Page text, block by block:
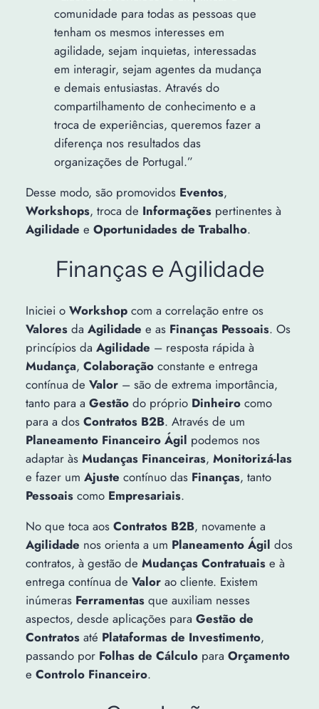
comunidade para todas as pessoas que
tenham os mesmos interesses em
agilidade, sejam inquietas, interessadas
em interagir, sejam agentes da mudança
e demais entusiastas. Através do
compartilhamento de conhecimento e a
troca de experiências, queremos fazer a
diferença nos resultados das
organizações de Portugal.”
Desse modo, são promovidos Eventos,
Workshops, troca de Informaçõespertinentes à
Agilidade e Oportunidades de Trabalho.
Finanças e Agilidade
Iniciei o Workshopcom a correlação entre os
Valoresda Agilidade e as Finanças Pessoais. Os
princípios da Agilidade – resposta rápida à
Mudança, Colaboraçãoconstante e entrega
contínua de Valor– são de extrema importância,
tanto para a Gestãodo próprio Dinheirocomo
para a dos Contratos B2B. Através de um
Planeamento Financeiro Ágil podemos nos
adaptar às Mudanças Financeiras, Monitorizá-las
e fazer um Ajuste contínuo das Finanças, tanto
Pessoaiscomo Empresariais.
No que toca aos Contratos B2B, novamente a
Agilidade nos orienta a um Planeamento Ágil dos
contratos, à gestão de Mudanças Contratuaise à
entrega contínua de Valorao cliente. Existem
inúmeras Ferramentasque auxiliam nesses
aspectos, desde aplicações para Gestão de
Contratosaté Plataformas de Investimento,
passando por Folhas de Cálculopara Orçamento
e Controlo Financeiro.